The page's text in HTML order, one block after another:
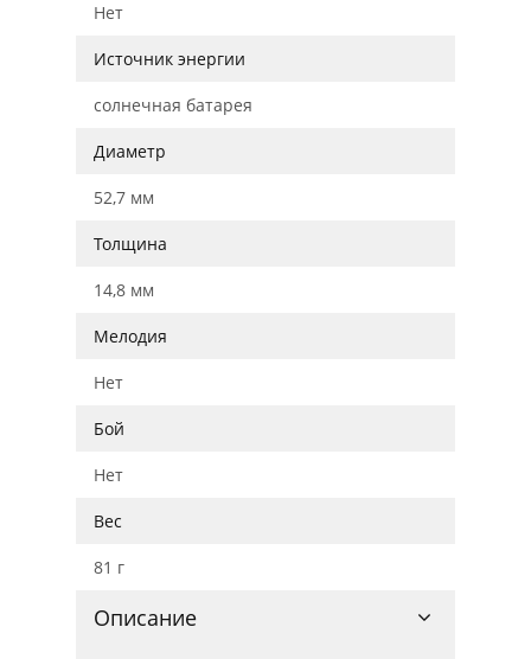
Нет
Источник энергии
солнечная батарея
Диаметр
52,7 мм
Толщина
14,8 мм
Мелодия
Нет
Бой
Нет
Вес
81 г
Описание